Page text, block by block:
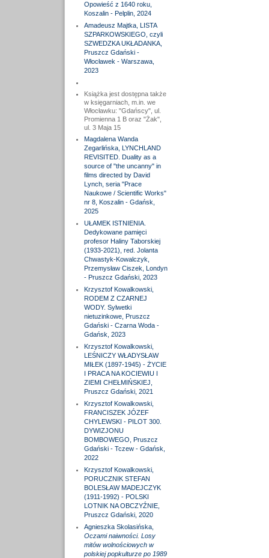
Opowieść z 1640 roku,
Koszalin - Pelplin, 2024
Amadeusz Majtka, LISTA
SZPARKOWSKIEGO, czyli
SZWEDZKA UKŁADANKA,
Pruszcz Gdański -
Włocławek - Warszawa,
2023
Książka jest dostępna także
w księgarniach, m.in. we
Włocławku: "Gdańscy", ul.
Promienna 1 B oraz "Żak",
ul. 3 Maja 15
Magdalena Wanda
Zegarlińska, LYNCHLAND
REVISITED. Duality as a
source of "the uncanny" in
films directed by David
Lynch, seria "Prace
Naukowe / Scientific Works"
nr 8, Koszalin - Gdańsk,
2025
UŁAMEK ISTNIENIA.
Dedykowane pamięci
profesor Haliny Taborskiej
(1933-2021), red. Jolanta
Chwastyk-Kowalczyk,
Przemysław Ciszek, Londyn
- Pruszcz Gdański, 2023
Krzysztof Kowalkowski,
RODEM Z CZARNEJ
WODY. Sylwetki
nietuzinkowe, Pruszcz
Gdański - Czarna Woda -
Gdańsk, 2023
Krzysztof Kowalkowski,
LEŚNICZY WŁADYSŁAW
MIŁEK (1897-1945) - ŻYCIE
I PRACA NA KOCIEWIU I
ZIEMI CHEŁMIŃSKIEJ,
Pruszcz Gdański, 2021
Krzysztof Kowalkowski,
FRANCISZEK JÓZEF
CHYLEWSKI - PILOT 300.
DYWIZJONU
BOMBOWEGO, Pruszcz
Gdański - Tczew - Gdańsk,
2022
Krzysztof Kowalkowski,
PORUCZNIK STEFAN
BOLESŁAW MADEJCZYK
(1911-1992) - POLSKI
LOTNIK NA OBCZYŹNIE,
Pruszcz Gdański, 2020
Agnieszka Skolasińska,
Oczami naiwności. Losy
mitów wolnościowych w
polskiej popkulturze po 1989